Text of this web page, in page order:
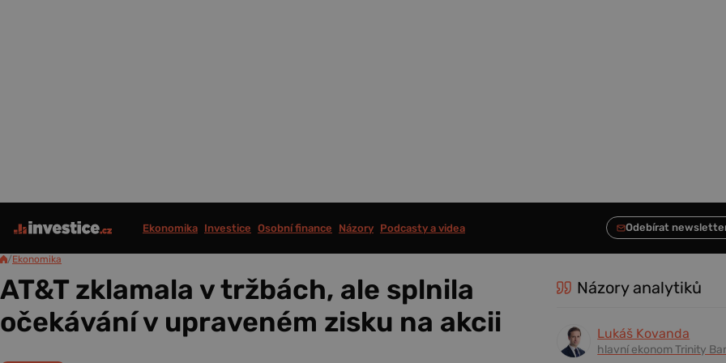
Ekonomika Investice Osobní finance Názory Podcasty a videa
/Ekonomika
AT&T zklamala v tržbách, ale splnila
očekávání v upraveném zisku na akcii
Názory analytiků
Lukáš Kovanda
hlavní ekonom Trinity